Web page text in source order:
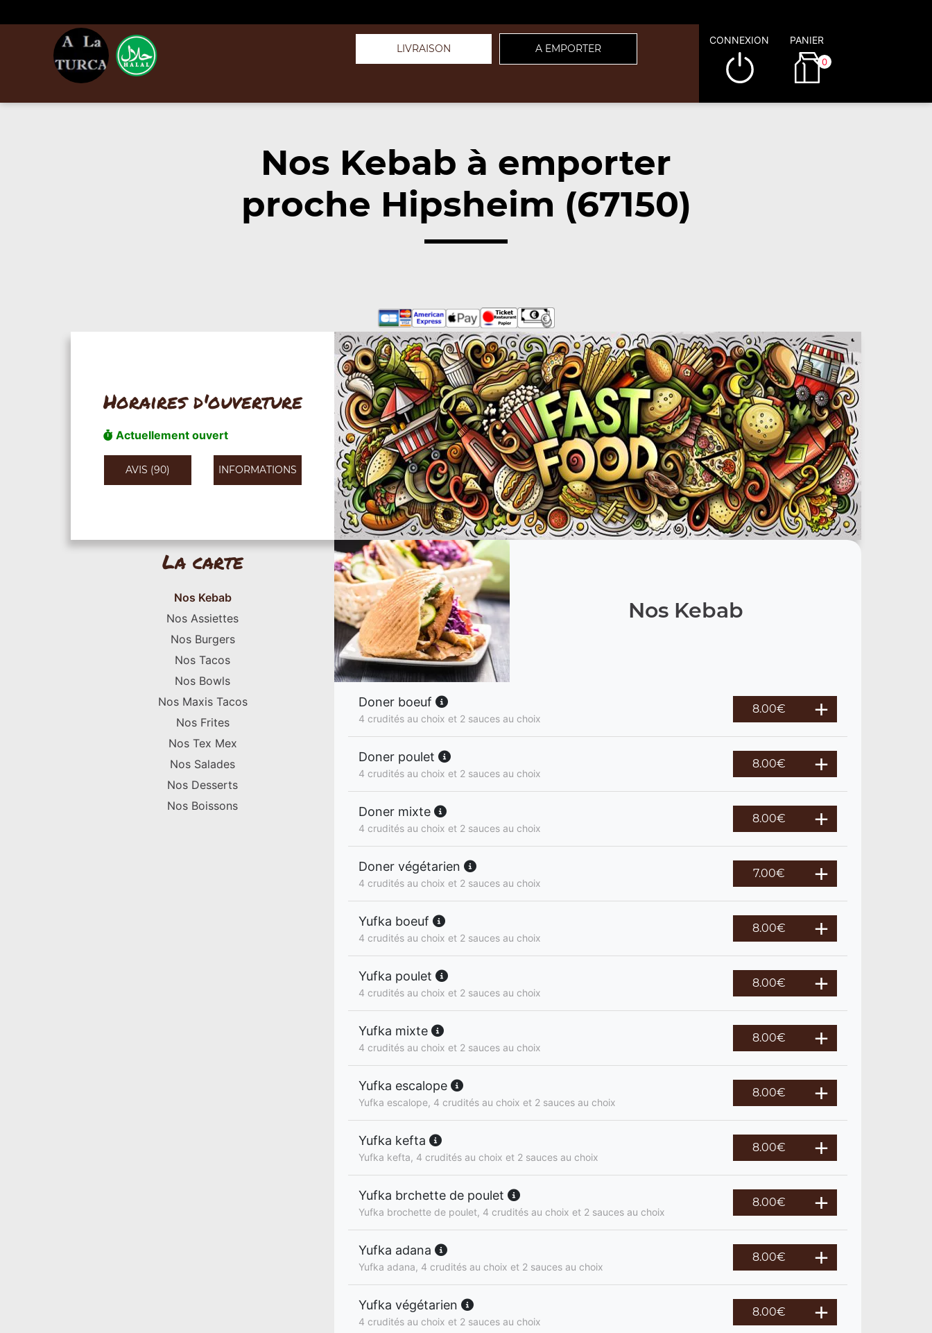
LIVRAISON A EMPORTER
CONNEXION PANIER
0
Nos Kebab à emporter
proche Hipsheim (67150)
Horaires d'ouverture
Actuellement ouvert
AVIS (90) INFORMATIONS
La carte
Nos Kebab
Nos Assiettes
Nos Burgers
Nos Tacos
Nos Bowls
Nos Maxis Tacos
Nos Frites
Nos Tex Mex
Nos Salades
Nos Desserts
Nos Boissons
Nos Kebab
Doner boeuf
4 crudités au choix et 2 sauces au choix
8.00€
Doner poulet
4 crudités au choix et 2 sauces au choix
8.00€
Doner mixte
4 crudités au choix et 2 sauces au choix
8.00€
Doner végétarien
4 crudités au choix et 2 sauces au choix
7.00€
Yufka boeuf
4 crudités au choix et 2 sauces au choix
8.00€
Yufka poulet
4 crudités au choix et 2 sauces au choix
8.00€
Yufka mixte
4 crudités au choix et 2 sauces au choix
8.00€
Yufka escalope
Yufka escalope, 4 crudités au choix et 2 sauces au choix
8.00€
Yufka kefta
Yufka kefta, 4 crudités au choix et 2 sauces au choix
8.00€
Yufka brchette de poulet
Yufka brochette de poulet, 4 crudités au choix et 2 sauces au choix
8.00€
Yufka adana
Yufka adana, 4 crudités au choix et 2 sauces au choix
8.00€
Yufka végétarien
4 crudités au choix et 2 sauces au choix
8.00€